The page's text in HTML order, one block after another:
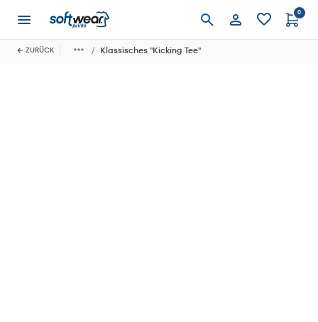
Anmelden
0
ZURÜCK Klassisches "Kicking Tee"